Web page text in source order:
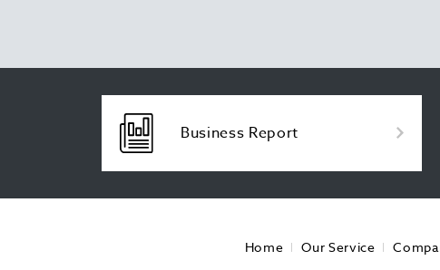
Business Report
Home Our Service